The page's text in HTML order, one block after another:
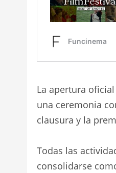
La apertura
una ceremonia
clausura y la
Todas las
consolidarse